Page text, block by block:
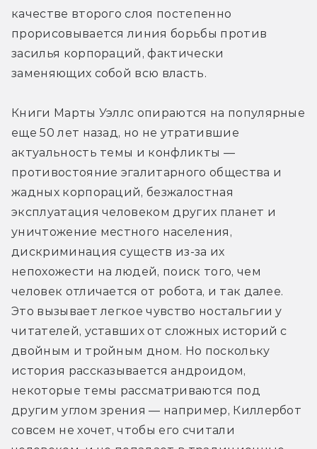
качестве второго слоя постепенно
прорисовывается линия борьбы против
засилья корпораций, фактически
заменяющих собой всю власть.
Книги Марты Уэллс опираются на популярные
еще 50 лет назад, но не утратившие
актуальность темы и конфликты —
противостояние эгалитарного общества и
жадных корпораций, безжалостная
эксплуатация человеком других планет и
уничтожение местного населения,
дискриминация существ из-за их
непохожести на людей, поиск того, чем
человек отличается от робота, и так далее.
Это вызывает легкое чувство ностальгии у
читателей, уставших от сложных историй с
двойным и тройным дном. Но поскольку
история рассказывается андроидом,
некоторые темы рассматриваются под
другим углом зрения — например, Киллербот
совсем не хочет, чтобы его считали